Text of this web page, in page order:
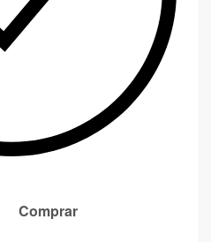
Comprar